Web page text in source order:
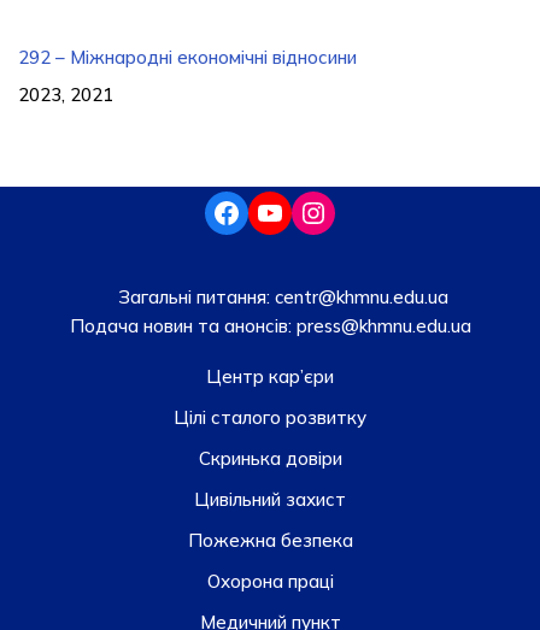
292 – Міжнародні економічні відносини
2023, 2021
Загальні питання: centr@khmnu.edu.ua
Подача новин та анонсів:press@khmnu.edu.ua
Центр кар’єри
Цілі сталого розвитку
Скринька довiри
Цивільний захист
Пожежна безпека
Охорона праці
Медичний пункт